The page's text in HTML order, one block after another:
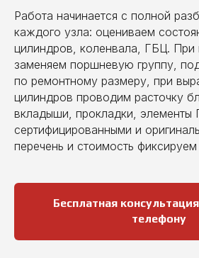
Работа начинается с полной
каждого узла: оцениваем
цилиндров, коленвала, ГБЦ. При
заменяем поршневую группу,
по ремонтному размеру, при
цилиндров проводим расточку
вкладыши, прокладки, элементы
сертифицированными и
перечень и стоимость
Бесплатная
телефону